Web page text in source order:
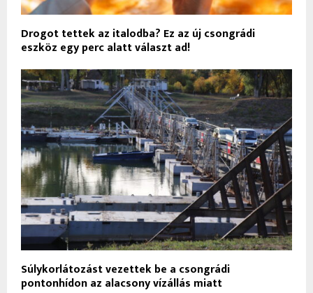
Drogot tettek az italodba? Ez az új csongrádi
eszköz egy perc alatt választ ad!
Súlykorlátozást vezettek be a csongrádi
pontonhídon az alacsony vízállás miatt